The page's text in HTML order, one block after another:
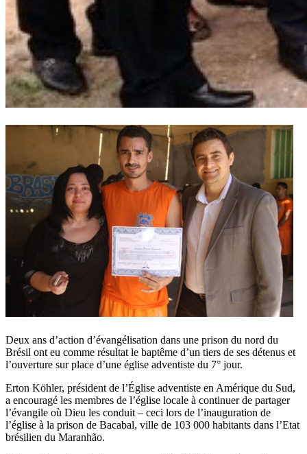
Deux ans d’action d’évangélisation dans une prison du nord du
Brésil ont eu comme résultat le baptême d’un tiers de ses détenus et
l’ouverture sur place d’une église adventiste du 7° jour.
Erton Köhler, président de l’Église adventiste en Amérique du Sud,
a encouragé les membres de l’église locale à continuer de partager
l’évangile où Dieu les conduit – ceci lors de l’inauguration de
l’église à la prison de Bacabal, ville de 103 000 habitants dans l’Etat
brésilien du Maranhão.